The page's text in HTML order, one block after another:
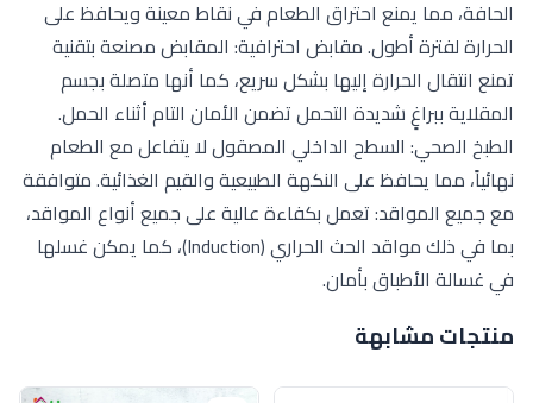
الحافة، مما يمنع احتراق الطعام في نقاط معينة ويحافظ على
الحرارة لفترة أطول. مقابض احترافية: المقابض مصنعة بتقنية
تمنع انتقال الحرارة إليها بشكل سريع، كما أنها متصلة بجسم
المقلاية ببراغٍ شديدة التحمل تضمن الأمان التام أثناء الحمل.
الطبخ الصحي: السطح الداخلي المصقول لا يتفاعل مع الطعام
نهائياً، مما يحافظ على النكهة الطبيعية والقيم الغذائية. متوافقة
مع جميع المواقد: تعمل بكفاءة عالية على جميع أنواع المواقد،
بما في ذلك مواقد الحث الحراري (Induction)، كما يمكن غسلها
في غسالة الأطباق بأمان.
منتجات مشابهة